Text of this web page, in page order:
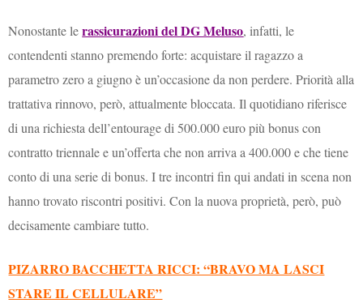
Nonostante lerassicurazioni del DG Meluso, infatti, le
contendenti stanno premendo forte: acquistare il ragazzo a
parametro zero a giugno è un’occasione da non perdere. Priorità alla
trattativa rinnovo, però, attualmente bloccata. Il quotidiano riferisce
di una richiesta dell’entourage di 500.000 euro più bonus con
contratto triennale e un’offerta che non arriva a 400.000 e che tiene
conto di una serie di bonus. I tre incontri fin qui andati in scena non
hanno trovato riscontri positivi. Con la nuova proprietà, però, può
decisamente cambiare tutto.
PIZARRO BACCHETTA RICCI: “BRAVO MA LASCI
STARE IL CELLULARE”